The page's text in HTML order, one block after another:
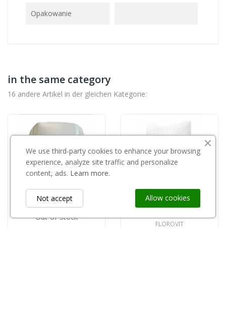
Opakowanie
in the same category
16 andere Artikel in der gleichen Kategorie:
Out-of-Stock
FLOROVIT
We use third-party cookies to enhance your browsing
experience, analyze site traffic and personalize
content, ads. Learn more.
Allow cookies
Not accept